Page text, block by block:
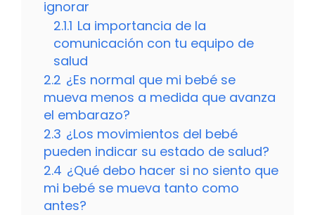
ignorar
2.1.1 La importancia de la
comunicación con tu equipo de
salud
2.2 ¿Es normal que mi bebé se
mueva menos a medida que avanza
el embarazo?
2.3 ¿Los movimientos del bebé
pueden indicar su estado de salud?
2.4 ¿Qué debo hacer si no siento que
mi bebé se mueva tanto como
antes?